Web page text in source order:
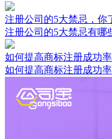
注册公司的5大禁忌，你
注册公司的5大禁忌有哪
如何提高商标注册成功率
如何提高商标注册成功率